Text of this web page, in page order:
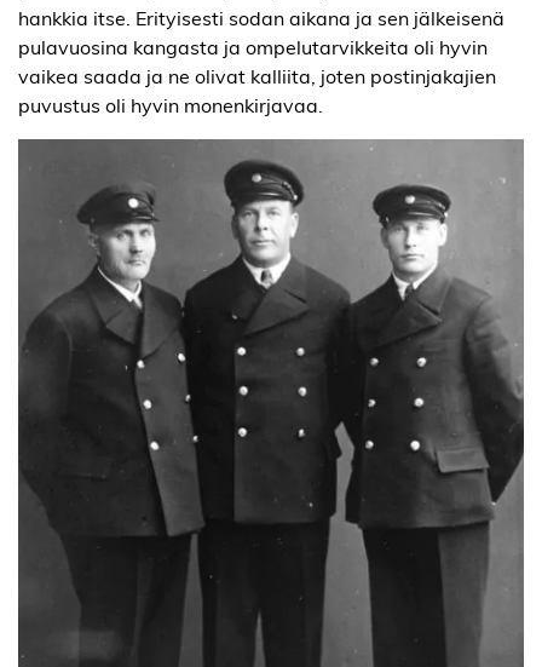
hankkia itse. Erityisesti sodan aikana ja sen jälkeisenä
pulavuosina kangasta ja ompelutarvikkeita oli hyvin
vaikea saada ja ne olivat kalliita, joten postinjakajien
puvustus oli hyvin monenkirjavaa.